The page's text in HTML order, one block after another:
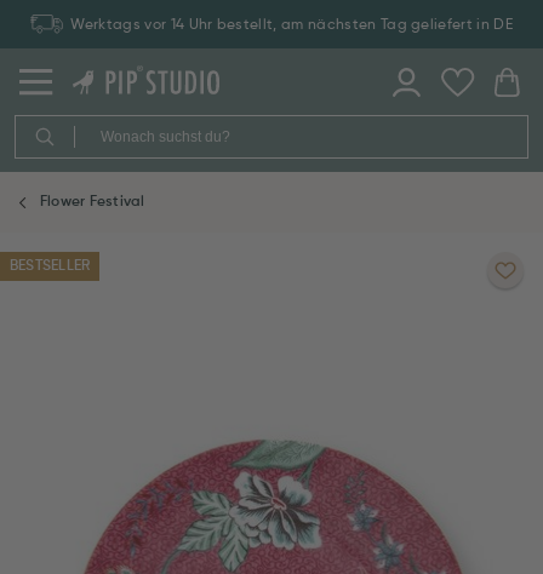
Werktags vor 14 Uhr bestellt, am nächsten Tag geliefert in DE
Flower Festival
BESTSELLER